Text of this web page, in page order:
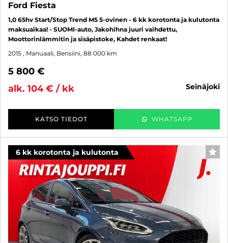
Ford Fiesta
1,0 65hv Start/Stop Trend M5 5-ovinen - 6 kk korotonta ja kulutonta
maksuaikaa! - SUOMI-auto, Jakohihna juuri vaihdettu,
Moottorinlämmitin ja sisäpistoke, Kahdet renkaat!
2015 , Manuaali, Bensiini, 88 000 km
5 800 €
alk. 104 € / kk
seinäjoki
KATSO TIEDOT WHATSAPP
6 kk korotonta ja kulutonta